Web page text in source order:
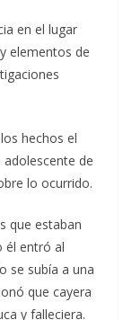
en el lugar
elementos de
hechos el
de
lo ocurrido.
que estaban
él entró al
se subía a una
que cayera
y falleciera.